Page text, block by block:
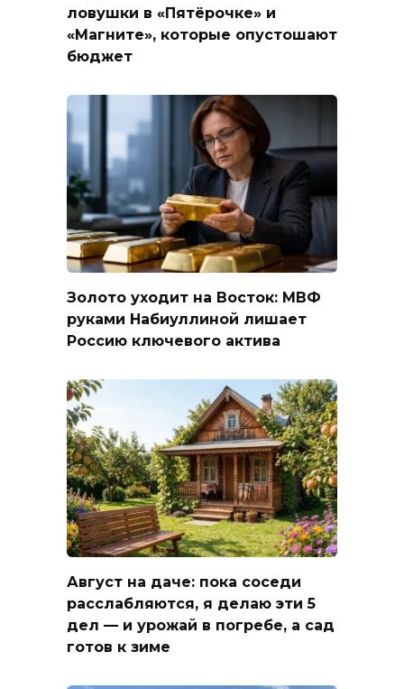
ловушки в «Пятёрочке» и
«Магните», которые опустошают
бюджет
Золото уходит на Восток: МВФ
руками Набиуллиной лишает
Россию ключевого актива
Август на даче: пока соседи
расслабляются, я делаю эти 5
дел — и урожай в погребе, а сад
готов к зиме